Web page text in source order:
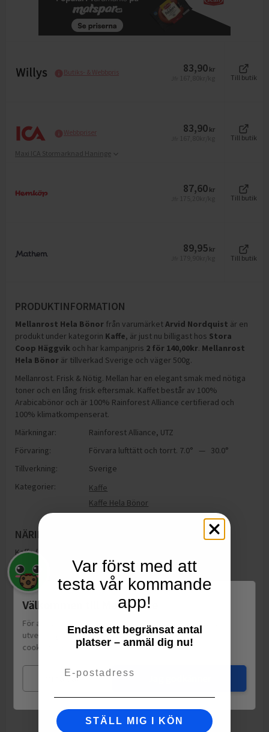
Butiks- & Webbpris 83,90 kr
Till butik
Webbpriser 83,90 kr
Till butik
Maxi ICA Stormarknad Haninge
87,60 kr
Till butik
89,95 kr
Till butik
PRODUKTINFORMATION
Mellanrost Hela Bönor från varumärketArvid Nordquist är en
produkt under kategorin Kaffe, är just nu billigast hos Stora
Coop Häggvik och har kampanjpris 2 för 140,00kr. Mellanrost
Hela Bönor är tillverkad Sverige och väger 500g.
Mellanrost. Frisk & Nötig. Mellan har en elegant smak med nötiga
toner och en lång frisk eftersmak. Kaffet består av 100%
Arabicabönor och är 100% Rainforest Alliance certifierad och
100% klimatkompenserat.
Märkningar:
Rainforest Alliance, UTZ
Förvaring:
Förvara lufttätt och torrt. 7.0° — 30.0°
Tillverkning:
Sverige
Kategorier:
Kaffe
Kaffe Hela Bönor
NÄRINGSINNEHÅLL
Kaffe (100% Arabicabönor)
Välkommen till Matspar.se
För att leverera en personlig upplevelse, mäta sajtens
utveckling och ha sociala medier-koppling använder vi
cookies.
Läs mer
Mina val
Var först med att
testa vår kommande
app!
Endast ett begränsat antal
platser – anmäl dig nu!
STÄLL MIG I KÖN